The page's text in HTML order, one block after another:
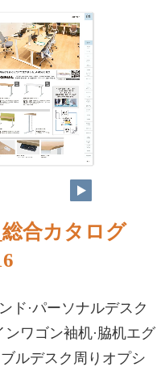
合カタログ
ド·パーソナルデスク
ワゴン袖机·脇机エグ
ルデスク周りオプシ